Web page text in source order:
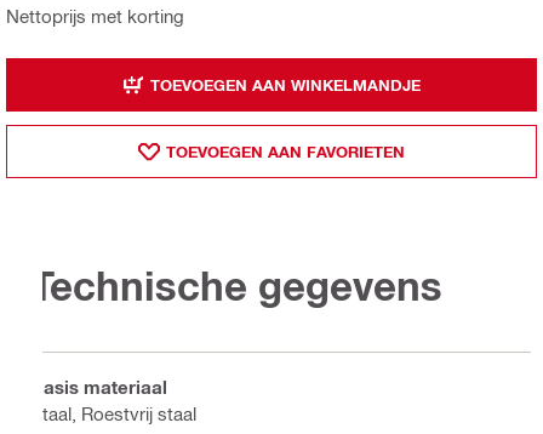
Nettoprijs met korting
TOEVOEGEN AAN WINKELMANDJE
TOEVOEGEN AAN FAVORIETEN
Technische gegevens
Basis materiaal
Staal, Roestvrij staal